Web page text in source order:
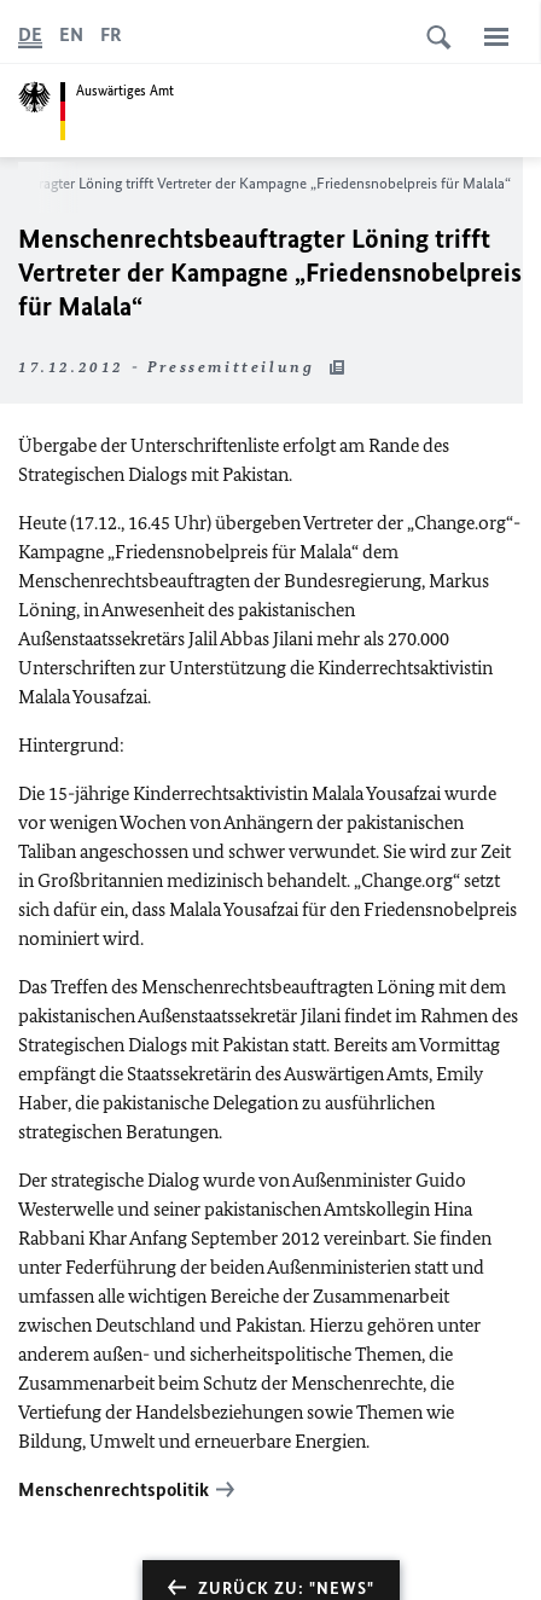
Auswärtiges Amt
DE EN FR
Löning trifft Vertreter der Kampagne „Friedensnobelpreis für Malala“
Menschenrechtsbeauftragter Löning trifft
Vertreter der Kampagne „Friedensnobelpreis
für Malala“
17.12.2012 - Pressemitteilung
Übergabe der Unterschriftenliste erfolgt am Rande des
Strategischen Dialogs mit Pakistan.
Heute (17.12., 16.45 Uhr) übergeben Vertreter der „Change.org“-
Kampagne „Friedensnobelpreis für Malala“ dem
Menschenrechtsbeauftragten der Bundesregierung, Markus
Löning, in Anwesenheit des pakistanischen
Außenstaatssekretärs Jalil Abbas Jilani mehr als 270.000
Unterschriften zur Unterstützung die Kinderrechtsaktivistin
Malala Yousafzai.
Hintergrund:
Die 15-jährige Kinderrechtsaktivistin Malala Yousafzai wurde
vor wenigen Wochen von Anhängern der pakistanischen
Taliban angeschossen und schwer verwundet. Sie wird zur Zeit
in Großbritannien medizinisch behandelt. „Change.org“ setzt
sich dafür ein, dass Malala Yousafzai für den Friedensnobelpreis
nominiert wird.
Das Treffen des Menschenrechtsbeauftragten Löning mit dem
pakistanischen Außenstaatssekretär Jilani findet im Rahmen des
Strategischen Dialogs mit Pakistan statt. Bereits am Vormittag
empfängt die Staatssekretärin des Auswärtigen Amts, Emily
Haber, die pakistanische Delegation zu ausführlichen
strategischen Beratungen.
Der strategische Dialog wurde von Außenminister Guido
Westerwelle und seiner pakistanischen Amtskollegin Hina
Rabbani Khar Anfang September 2012 vereinbart. Sie finden
unter Federführung der beiden Außenministerien statt und
umfassen alle wichtigen Bereiche der Zusammenarbeit
zwischen Deutschland und Pakistan. Hierzu gehören unter
anderem außen- und sicherheitspolitische Themen, die
Zusammenarbeit beim Schutz der Menschenrechte, die
Vertiefung der Handelsbeziehungen sowie Themen wie
Bildung, Umwelt und erneuerbare Energien.
Menschenrechtspolitik
ZURÜCK ZU: "NEWS"